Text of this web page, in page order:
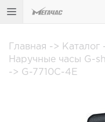
Главная -> Каталог
Наручные часы G-
-> G-7710C-4E